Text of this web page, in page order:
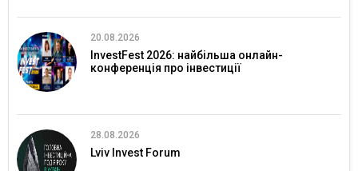
20.08.2026
InvestFest 2026: найбільша онлайн-
конференція про інвестиції
28.08.2026
Lviv Invest Forum